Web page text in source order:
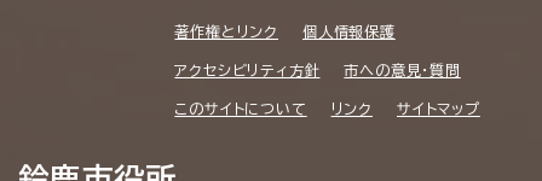
著作権とリンク 個人情報保護
アクセシビリティ方針 市への意見・質問
このサイトについて リンク サイトマップ